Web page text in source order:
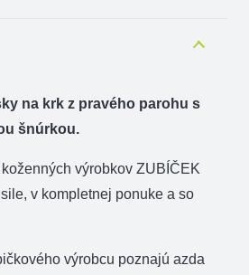
na krk z pravého parohu s
šnúrkou.
výrobkov ZUBÍČEK
v kompletnej ponuke a so
výrobcu poznajú azda